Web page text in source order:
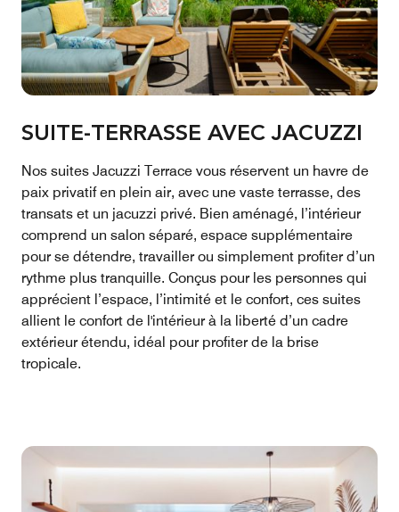
SUITE-TERRASSE AVEC JACUZZI
Nos suites Jacuzzi Terrace vous réservent un havre de
paix privatif en plein air, avec une vaste terrasse, des
transats et un jacuzzi privé. Bien aménagé, l’intérieur
comprend un salon séparé, espace supplémentaire
pour se détendre, travailler ou simplement profiter d’un
rythme plus tranquille. Conçus pour les personnes qui
apprécient l’espace, l’intimité et le confort, ces suites
allient le confort de l'intérieur à la liberté d’un cadre
extérieur étendu, idéal pour profiter de la brise
tropicale.